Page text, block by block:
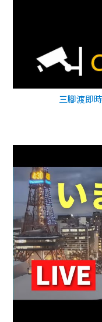
三腳渡即